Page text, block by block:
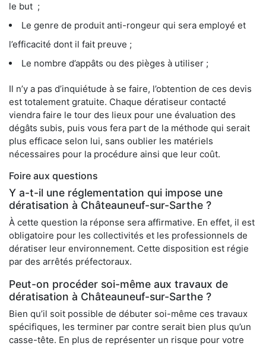
le but ;
Le genre de produit anti-rongeur qui sera employé et
l’efficacité dont il fait preuve ;
Le nombre d’appâts ou des pièges à utiliser ;
Il n’y a pas d’inquiétude à se faire, l’obtention de ces devis
est totalement gratuite. Chaque dératiseur contacté
viendra faire le tour des lieux pour une évaluation des
dégâts subis, puis vous fera part de la méthode qui serait
plus efficace selon lui, sans oublier les matériels
nécessaires pour la procédure ainsi que leur coût.
Foire aux questions
Y a-t-il une réglementation qui impose une
dératisation à Châteauneuf-sur-Sarthe ?
À cette question la réponse sera affirmative. En effet, il est
obligatoire pour les collectivités et les professionnels de
dératiser leur environnement. Cette disposition est régie
par des arrêtés préfectoraux.
Peut-on procéder soi-même aux travaux de
dératisation à Châteauneuf-sur-Sarthe ?
Bien qu’il soit possible de débuter soi-même ces travaux
spécifiques, les terminer par contre serait bien plus qu’un
casse-tête. En plus de représenter un risque pour votre